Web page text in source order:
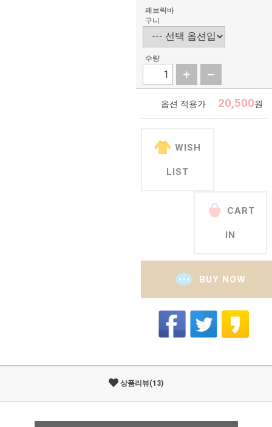
패브릭바
구니
수량
옵션 적용가 20,500원
WISH
LIST
CART
IN
BUY NOW
상품리뷰(13)